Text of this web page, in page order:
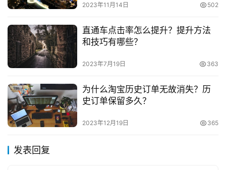
2023年11月14日 502
直通车点击率怎么提升？提升方法
和技巧有哪些？
2023年7月19日 363
为什么淘宝历史订单无故消失？历
史订单保留多久？
2023年12月19日 365
发表回复